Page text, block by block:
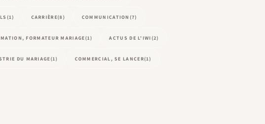
(1) CARRIÈRE(8) COMMUNICATION (7)
FORMATEUR MARIAGE(1) ACTUS DE L'IWI (2)
DU MARIAGE(1) COMMERCIAL, SE LANCER(1)